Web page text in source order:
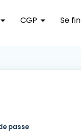
CGP arrow_drop_down Se
passe